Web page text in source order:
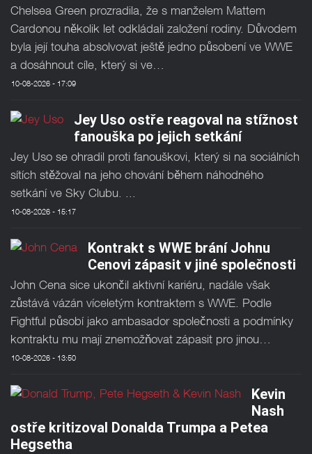
Chelsea Green prozradila, že s manželem Mattem
Cardonou několik let odkládali založení rodiny. Důvodem
byla její touha absolvovat ještě jedno působení ve WWE
a dosáhnout cíle, který si ve…
10-08-2026 - 17:09
Jey Uso ostře reagoval na stížnost
fanouška po jejich setkání
Jey Uso se ohradil proti fanouškovi, který si na sociálních
sítích stěžoval na jeho chování během náhodného
setkání ve Sky Clubu. ...
10-08-2026 - 15:17
Kontrakt s WWE brání Johnu
Cenovi zápasit v jiné společnosti
John Cena sice ukončil aktivní kariéru, nadále však
zůstává vázán víceletým kontraktem s WWE. Podle
Fightful působí jako ambasador společnosti a podmínky
kontraktu mu mají znemožňovat zápasit pro jinou…
10-08-2026 - 13:50
Kevin
Nash
ostře kritizoval Donalda Trumpa a Petea
Hegsetha